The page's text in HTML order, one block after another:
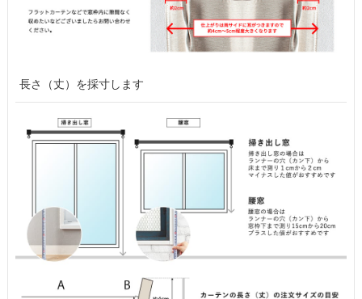
長さ（丈）を採寸します